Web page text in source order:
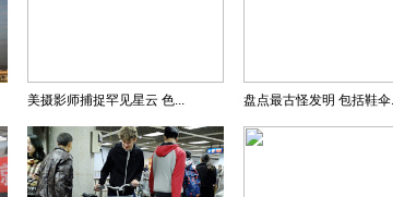
美摄影师捕捉罕见星云 色... 盘点最古怪发明 包括鞋伞